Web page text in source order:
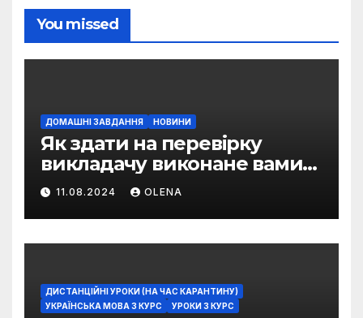
You missed
ДОМАШНІ ЗАВДАННЯ НОВИНИ
Як здати на перевірку
викладачу виконане вами
домашнє завдання
11.08.2024 OLENA
ДИСТАНЦІЙНІ УРОКИ (НА ЧАС КАРАНТИНУ)
УКРАЇНСЬКА МОВА 3 КУРС
УРОКИ 3 КУРС